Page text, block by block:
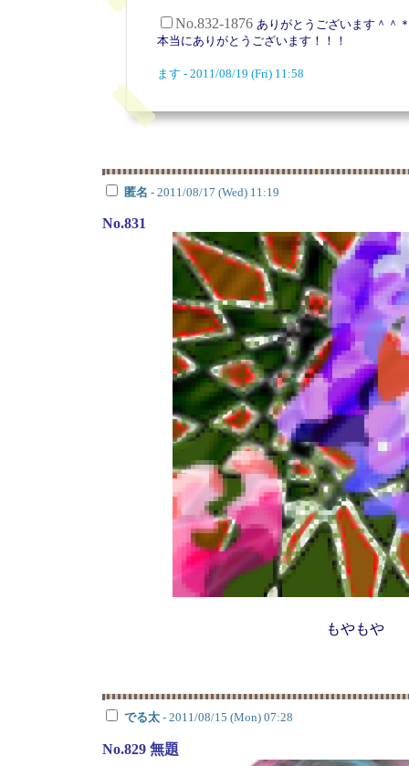
No.832-1876 ありがとうございます＾＾
本当にありがとうございます！！！
ます - 2011/08/19 (Fri) 11:58
匿名 - 2011/08/17 (Wed) 11:19
No.831
もやもや
でる太 - 2011/08/15 (Mon) 07:28
No.829 無題